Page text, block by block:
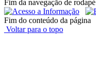
Fim da navegação de rodapé
Fim do conteúdo da página
Voltar para o topo